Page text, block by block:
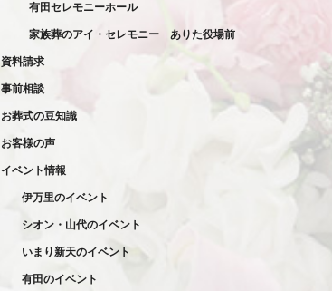
有田セレモニーホール
家族葬のアイ・セレモニー ありた役場前
資料請求
事前相談
お葬式の豆知識
お客様の声
イベント情報
伊万里のイベント
シオン・山代のイベント
いまり新天のイベント
有田のイベント